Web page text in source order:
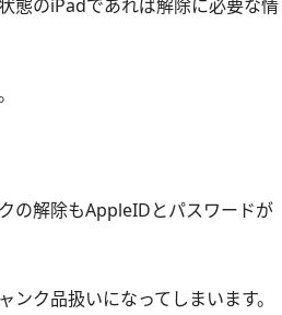
態のiPadであれば解除に必要な情
の解除もAppleIDとパスワードが
ク品扱いになってしまいます。